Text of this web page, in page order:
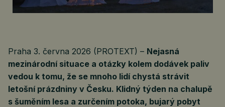
Praha 3. června 2026 (PROTEXT) – Nejasná
mezinárodní situace a otázky kolem dodávek paliv
vedou k tomu, že se mnoho lidí chystá strávit
letošní prázdniny v Česku. Klidný týden na chalupě
s šuměním lesa a zurčením potoka, bujarý pobyt